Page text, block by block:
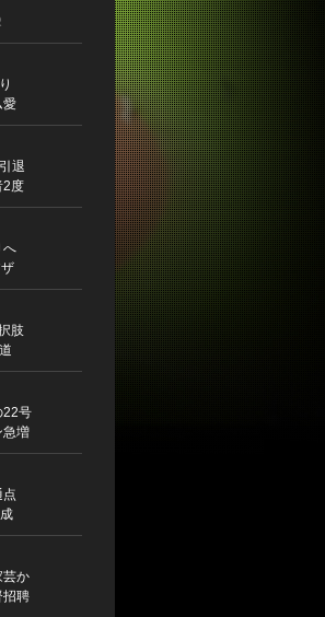
愛
退
2度
へ
肢
22号
急増
芸か
招聘